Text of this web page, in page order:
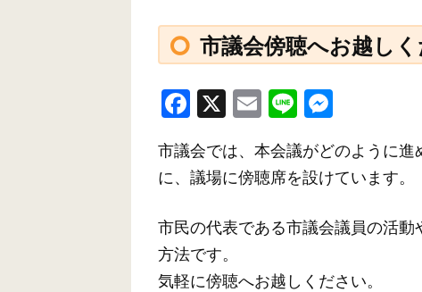
市議会傍聴へお越し
F
c
e
b
o
o
X
E
ail
Li
e
ss
e
n
g
er
市議会では、本会議がどのように
に、議場に傍聴席を設けています。
市民の代表である市議会議員の活
方法です。
気軽に傍聴へお越しください。